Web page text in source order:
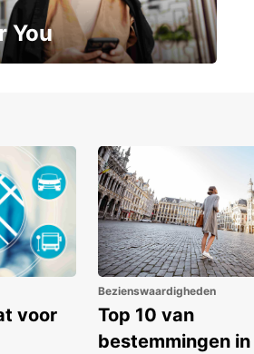
You
voor
Bezienswaardigheden
Top 10 van
bestemmingen in